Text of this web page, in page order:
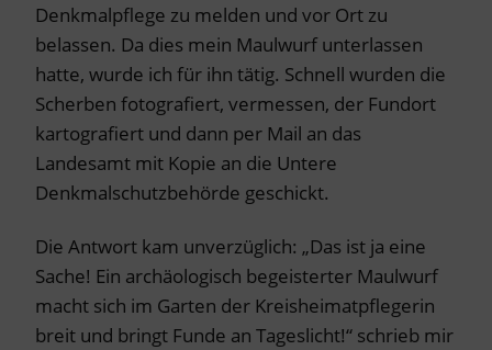
Denkmalpflege zu melden und vor Ort zu
belassen. Da dies mein Maulwurf unterlassen
hatte, wurde ich für ihn tätig. Schnell wurden die
Scherben fotografiert, vermessen, der Fundort
kartografiert und dann per Mail an das
Landesamt mit Kopie an die Untere
Denkmalschutzbehörde geschickt.
Die Antwort kam unverzüglich: „Das ist ja eine
Sache! Ein archäologisch begeisterter Maulwurf
macht sich im Garten der Kreisheimatpflegerin
breit und bringt Funde an Tageslicht!“ schrieb mir